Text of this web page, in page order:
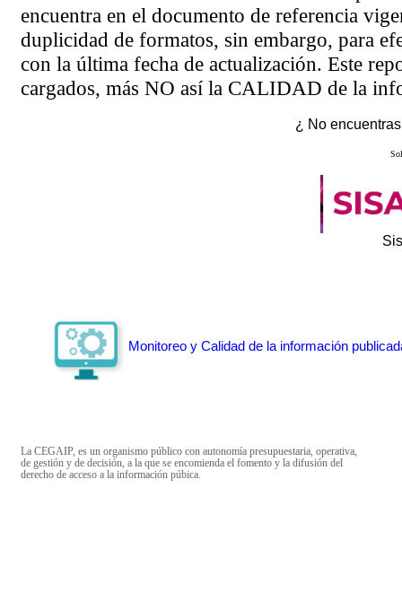
encuentra en el documento de referencia
duplicidad de formatos, sin embargo, para
con la última fecha de actualización. Este
cargados, más NO así la CALIDAD de la
¿ No
Monitoreo y Calidad de la información
La CEGAIP, es un organismo público con autonomía presupuestaria, operativa,
de gestión y de decisión, a la que se encomienda el fomento y la difusión del
derecho de acceso a la información púbica.